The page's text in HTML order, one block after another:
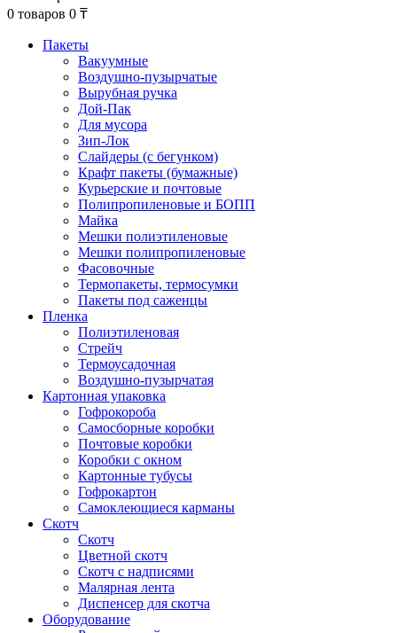
0 товаров 0 ₸
Пакеты
Вакуумные
Воздушно-пузырчатые
Вырубная ручка
Дой-Пак
Для мусора
Зип-Лок
Слайдеры (с бегунком)
Крафт пакеты (бумажные)
Курьерские и почтовые
Полипропиленовые и БОПП
Майка
Мешки полиэтиленовые
Мешки полипропиленовые
Фасовочные
Термопакеты, термосумки
Пакеты под саженцы
Пленка
Полиэтиленовая
Стрейч
Термоусадочная
Воздушно-пузырчатая
Картонная упаковка
Гофрокороба
Самосборные коробки
Почтовые коробки
Коробки с окном
Картонные тубусы
Гофрокартон
Самоклеющиеся карманы
Скотч
Скотч
Цветной скотч
Скотч с надписями
Малярная лента
Диспенсер для скотча
Оборудование